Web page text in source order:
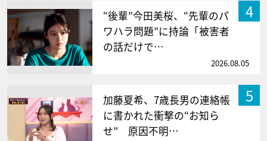
4
“後輩”今田美桜、“先輩のパ
ワハラ問題”に持論「被害者
の話だけで…
2026.08.05
5
加藤夏希、7歳長男の連絡帳
に書かれた衝撃の“お知ら
せ” 原因不明…